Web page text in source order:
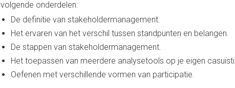
volgende onderdelen:
De definitie van stakeholdermanagement.
Het ervaren van het verschil tussen standpunten en belangen.
De stappen van stakeholdermanagement.
Het toepassen van meerdere analysetools op je eigen
Oefenen met verschillende vormen van participatie.